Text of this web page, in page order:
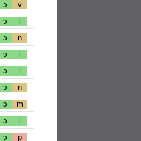
ɔ v
ɔ l
ɔ n
ɔ l
ɔ l
ɔ n
ɔ m
ɔ l
ɔ p